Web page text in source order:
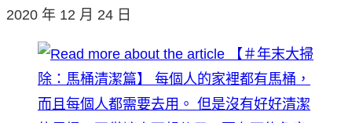
2020 年 12 月 24 日